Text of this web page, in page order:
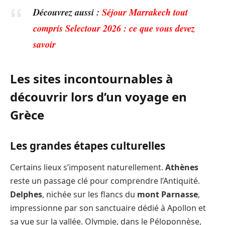
Découvrez aussi :Séjour Marrakech tout
compris Selectour 2026 : ce que vous devez
savoir
Les sites incontournables à
découvrir lors d’un voyage en
Grèce
Les grandes étapes culturelles
Certains lieux s’imposent naturellement. Athènes
reste un passage clé pour comprendre l’Antiquité.
Delphes, nichée sur les flancs du mont Parnasse,
impressionne par son sanctuaire dédié à Apollon et
sa vue sur la vallée. Olympie, dans le Péloponnèse,